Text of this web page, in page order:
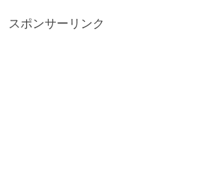
スポンサーリンク